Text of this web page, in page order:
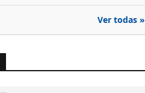
Ver todas »